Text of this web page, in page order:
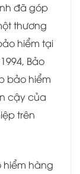
đã góp
thương
hiểm tại
Bảo
bảo hiểm
cậy của
trên
hiểm hàng